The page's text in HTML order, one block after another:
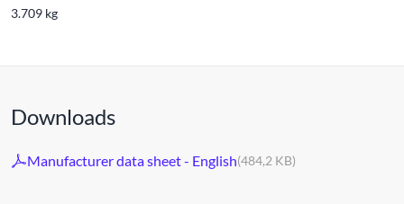
3.709 kg
Downloads
Manufacturer data sheet - English(484,2 KB)